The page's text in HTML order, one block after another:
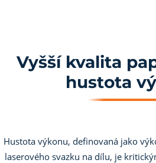
Vyšší kvalita
hustota
Hustota výkonu, definovaná jako
laserového svazku na dílu, je